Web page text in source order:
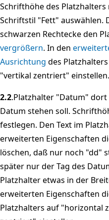
Schrifthöhe des
Schriftstil "Fett" auswählen.
schwarzen Rechtecke den
vergrößern. In den
Ausrichtung des
"vertikal zentriert" einstellen.
2.2.Platzhalter "Datum" dort
Datum stehen soll.
festlegen. Den Text im
erweiterten Eigenschaften
löschen, daß nur noch "dd"
später nur der Tag des
Platzhalter etwas in der
erweiterten Eigenschaften
Platzhalters auf "horizontal